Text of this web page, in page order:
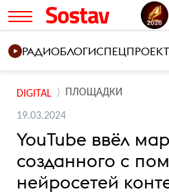
РАДИОБЛОГИ
DIGITAL ПЛОЩАДКИ
19.03.2024
YouTube ввёл
созданного с
нейросетей